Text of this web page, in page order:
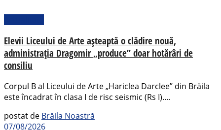
Elevii Liceului de Arte așteaptă o clădire nouă,
administrația Dragomir „produce” doar hotărâri de
consiliu
Corpul B al Liceului de Arte „Hariclea Darclee” din Brăila
este încadrat în clasa I de risc seismic (Rs I)....
postat de Brăila Noastră
07/08/2026